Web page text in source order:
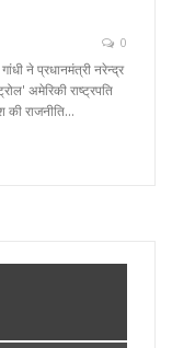
0
ने प्रधानमंत्री नरेन्द्र
अमेरिकी राष्ट्रपति
की राजनीति…